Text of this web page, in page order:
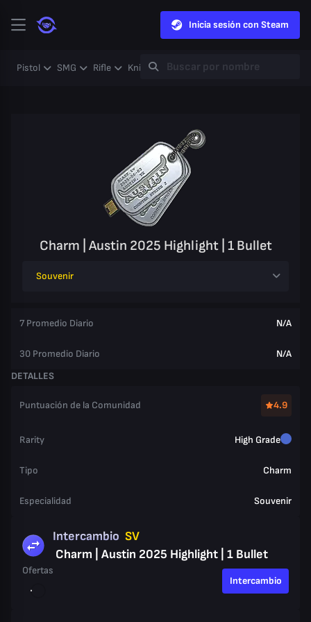
Inicia sesión con Steam
Pistol SMG Rifle Knife Gloves Heavy Case
Charm | Austin 2025 Highlight | 1 Bullet
Souvenir
7 Promedio Diario N/A
30 Promedio Diario
N/A
DETALLES
Puntuación de la Comunidad 4.9
Rarity High Grade
Tipo Charm
Especialidad Souvenir
Intercambio SV
Charm | Austin 2025 Highlight | 1 Bullet
Ofertas
Intercambio